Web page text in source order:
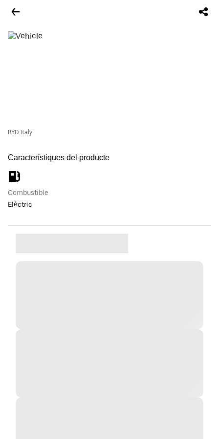
BYD Italy
Característiques del producte
Combustible
Elèctric